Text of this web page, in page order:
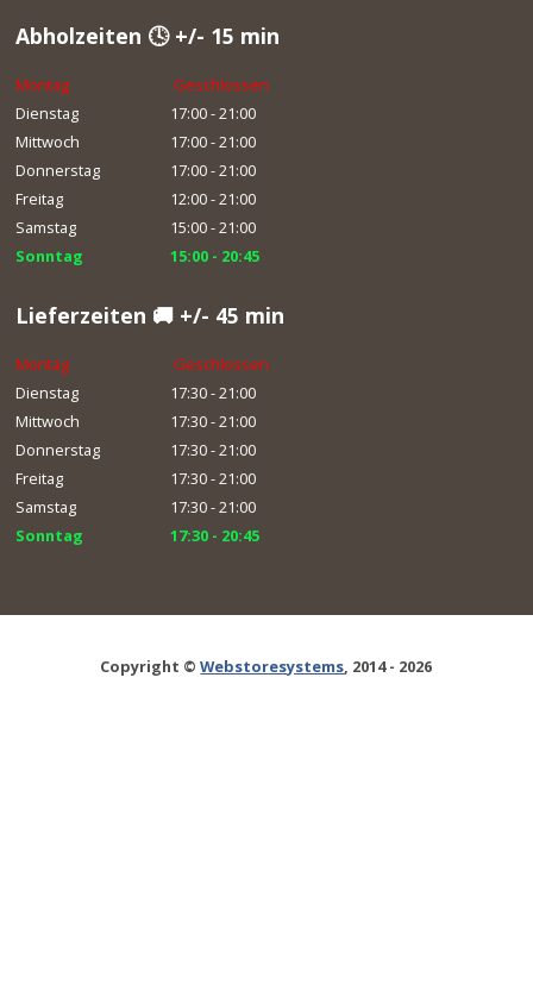
Abholzeiten 🕓 +/- 15 min
Montag
Geschlossen
Dienstag
17:00 - 21:00
Mittwoch
17:00 - 21:00
Donnerstag
17:00 - 21:00
Freitag
12:00 - 21:00
Samstag
15:00 - 21:00
Sonntag
15:00 - 20:45
Lieferzeiten 🚚 +/- 45 min
Montag
Geschlossen
Dienstag
17:30 - 21:00
Mittwoch
17:30 - 21:00
Donnerstag
17:30 - 21:00
Freitag
17:30 - 21:00
Samstag
17:30 - 21:00
Sonntag
17:30 - 20:45
Copyright ©Webstoresystems, 2014 - 2026